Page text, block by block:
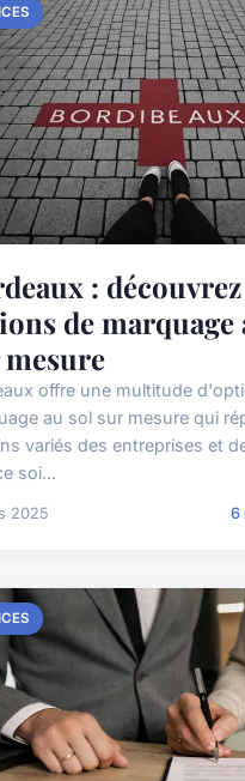
:
de marquage
offre une multitude
au sol sur mesure qui
variés des entreprises et
soi...
2025 6